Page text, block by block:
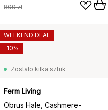
809 zł
Zostało kilka sztuk
Ferm Living
Obrus Hale, Cashmere-
WEEKEND DEAL
-10%